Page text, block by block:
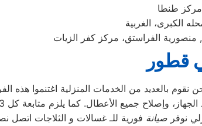
مركز طنطا
الكبرى، الغربية
الفراستق، مركز كفر الزيات
قطور
بالعديد من الخدمات المنزلية اغتنموا هذه
كما يلزم متابعة كل 3 أشهر للتأكد من أن الجهاز في حالة جيدة
نوفر صيانة فورية للـ غسالات و الثلاجات اتصل